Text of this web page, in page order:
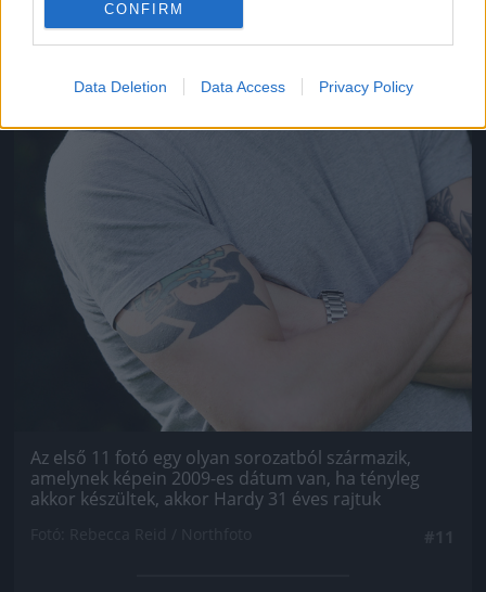
CONFIRM
Data Deletion Data Access Privacy Policy
Az első 11 fotó egy olyan sorozatból származik,
amelynek képein 2009-es dátum van, ha tényleg
akkor készültek, akkor Hardy 31 éves rajtuk